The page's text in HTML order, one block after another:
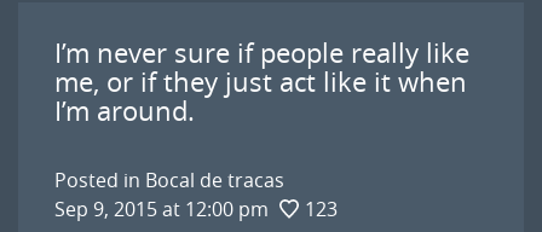
I’m never sure if people really like
me, or if they just act like it when
I’m around.
Posted in Bocal de tracas
Sep 9, 2015 at 12:00 pm
123